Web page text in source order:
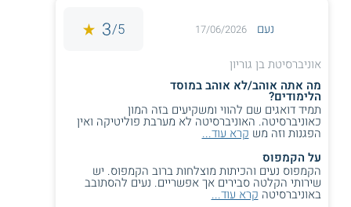
בוגרי התואר ממשיכים לתארים מתקדמים ומשתלבים במחקר
באקדמיה ובמכוני המחקר העוסקים במדעי החיים ובמדעי המוח.
במערכת הבריאות, בחברות
ובמרפאות פרטיות.
** לתשומת לבך נכונות המידע עלולה להשתנות
מעת לעת. המידע המוצג כאן נכתב ונערך על ידי
צוות האתר. למען הסר ספק בין האתר למוסד
הלימודים לא מתקיים קשר מכל סוג שהוא.
נעם 17/06/2026
5/
3
אוניברסיטת בן גוריון
מה אתה אוהב/לא אוהב במוסד
הלימודים?
תמיד דואגים שם להווי ומשקיעים בזה המון
כאוניברסיטה. האוניברסיטה לא מערבת פוליטיקה ואין
הפגנות וזה מש קרא עוד...
על הקמפוס
הקמפוס נעים והכיתות מוצלחות ברוב הקמפוס. יש
שירותי הקלטה סבירים אך אפשריים. נעים להסתובב
באוניברסיטה קרא עוד...